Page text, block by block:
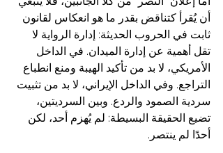
أن يُقرأ كتناقض بقدر ما هو انعكاس لقانون
ثابت في الحروب الحديثة: إدارة الرواية لا
تقل أهمية عن إدارة الميدان. في الداخل
الأمريكي، لا بد من تأكيد الهيبة ومنع انطباع
التراجع. وفي الداخل الإيراني، لا بد من تثبيت
سردية الصمود والردع. وبين السرديتين،
تضيع الحقيقة البسيطة: لم يُهزم أحد، لكن
أحدًا لم ينتصر.